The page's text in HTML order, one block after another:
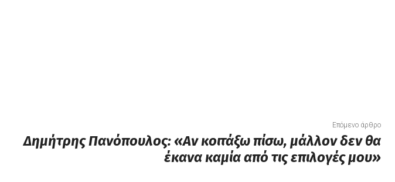
Επόμενο άρθρο
Δημήτρης Πανόπουλος: «Αν κοιτάξω πίσω, μάλλον δεν θα
έκανα καμία από τις επιλογές μου»